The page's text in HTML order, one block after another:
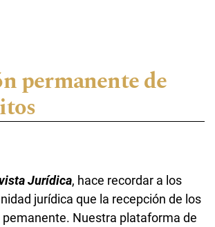
permanente de
Jurídica, hace recordar a los
jurídica que la recepción de los
Nuestra plataforma de